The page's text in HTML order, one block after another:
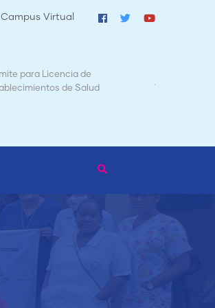
Campus Virtual
Mapa de Mortalidad Materna en
Nicaragua